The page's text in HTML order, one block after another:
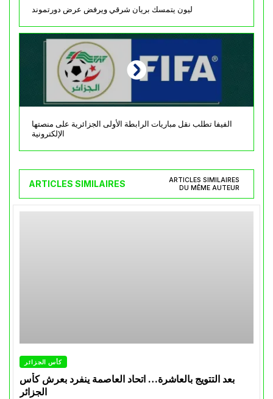
ليون يتمسك بريان شرقي ويرفض عرض دورتموند
الفيفا تطلب نقل مباريات الرابطة الأولى الجزائرية على منصتها
الإلكترونية
ARTICLES SIMILAIRES
ARTICLES SIMILAIRES
DU MÊME AUTEUR
كأس الجزائر
بعد التتويج بالعاشرة… اتحاد العاصمة ينفرد بعرش كأس
الجزائر